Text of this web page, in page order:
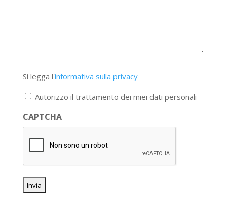
legga
l'informativa
privacy
*
Si legga l'informativa sulla privacy
Autorizzo il trattamento dei miei dati personali
CAPTCHA